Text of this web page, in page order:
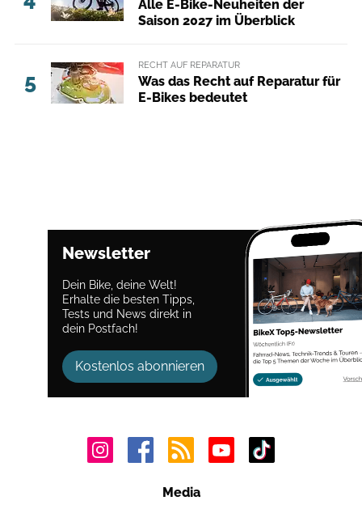
Alle E-Bike-Neuheiten der
Saison 2027 im Überblick
5
RECHT AUF REPARATUR
Was das Recht auf Reparatur für
E-Bikes bedeutet
Newsletter
Dein Bike, deine Welt!
Erhalte die besten Tipps,
Tests und News direkt in
dein Postfach!
Kostenlos abonnieren
Media